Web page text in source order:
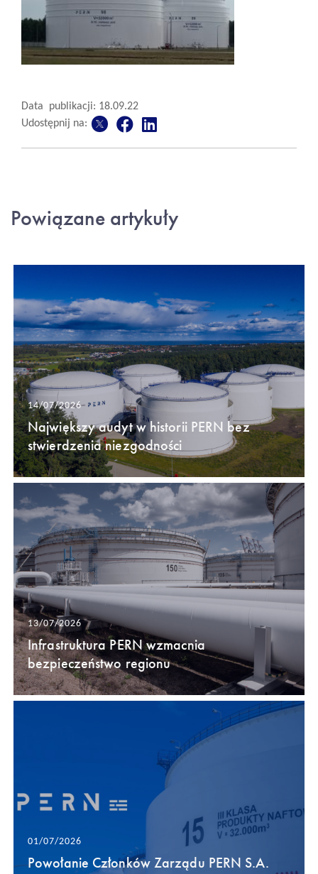
Data publikacji: 18.09.22
Udostępnij na:
Powiązane artykuły
14/07/2026
Największy audyt w historii PERN bez
stwierdzenia niezgodności
13/07/2026
Infrastruktura PERN wzmacnia
bezpieczeństwo regionu
01/07/2026
Powołanie Członków Zarządu PERN S.A.